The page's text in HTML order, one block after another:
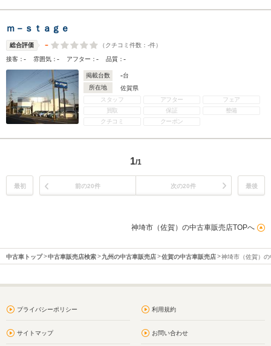
ｍ－ｓｔａｇｅ
総合評価 - （クチコミ件数： -件）
接客：- 雰囲気：- アフター：- 品質：-
掲載台数 -台
所在地
佐賀県
スタッフ
アフター
フェア
買取
保証
整備
クチコミ
クーポン
1/1
最初 前の20件 次の20件 最後
神埼市（佐賀）の中古車販売店TOPへ
中古車トップ 中古車販売店検索 九州の中古車販売店 佐賀の中古車販売店 神埼市（佐賀）
プライバシーポリシー 利用規約
サイトマップ お問い合わせ